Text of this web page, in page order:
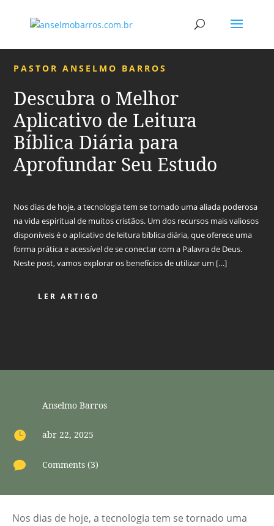
PASTOR ANSELMO BARROS
Descubra o Melhor
Aplicativo de Leitura
Bíblica Diária para
Aprofundar Seu Estudo
Nos dias de hoje, a tecnologia tem se tornado uma aliada poderosa
na vida espiritual de muitos cristãos. Um dos recursos mais valiosos
disponíveis é o aplicativo de leitura bíblica diária, que oferece uma
forma prática e acessível de se conectar com a Palavra de Deus.
Neste post, vamos explorar os benefícios de utilizar um […]
LER ARTIGO
Anselmo Barros
 abr 22, 2025
 Comments (3)
Nos dias de hoje, a tecnologia tem se tornado uma